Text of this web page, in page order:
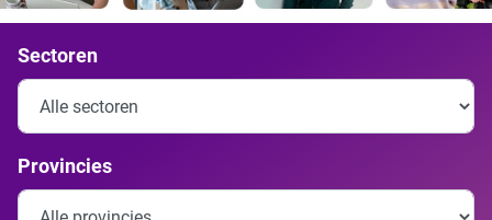
Sectoren
Provincies